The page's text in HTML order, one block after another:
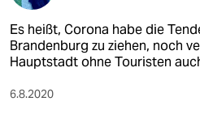
Es heißt, Corona habe die
Brandenburg zu ziehen, noch
Hauptstadt ohne Touristen
6.8.2020